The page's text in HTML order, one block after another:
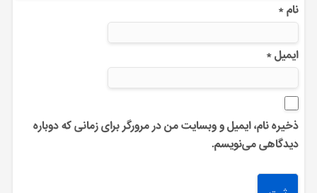
نام*
ایمیل*
ذخیره نام، ایمیل و وبسایت من در مرورگر برای زمانی که دوباره
دیدگاهی می‌نویسم.